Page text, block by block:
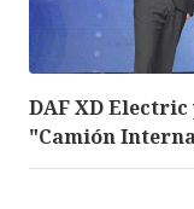
DAF XD
"Camión